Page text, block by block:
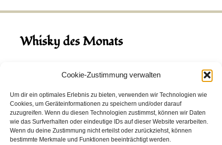
Cookie-Zustimmung verwalten
Um dir ein optimales Erlebnis zu bieten, verwenden wir Technologien wie
Cookies, um Geräteinformationen zu speichern und/oder darauf
zuzugreifen. Wenn du diesen Technologien zustimmst, können wir Daten
wie das Surfverhalten oder eindeutige IDs auf dieser Website verarbeiten.
Wenn du deine Zustimmung nicht erteilst oder zurückziehst, können
bestimmte Merkmale und Funktionen beeinträchtigt werden.
Whisky des Monats
August 2026
Hinch Double Wood
Destillerie:Hinch(Irland)
Single Malt, 43.0%
Peated: Nein